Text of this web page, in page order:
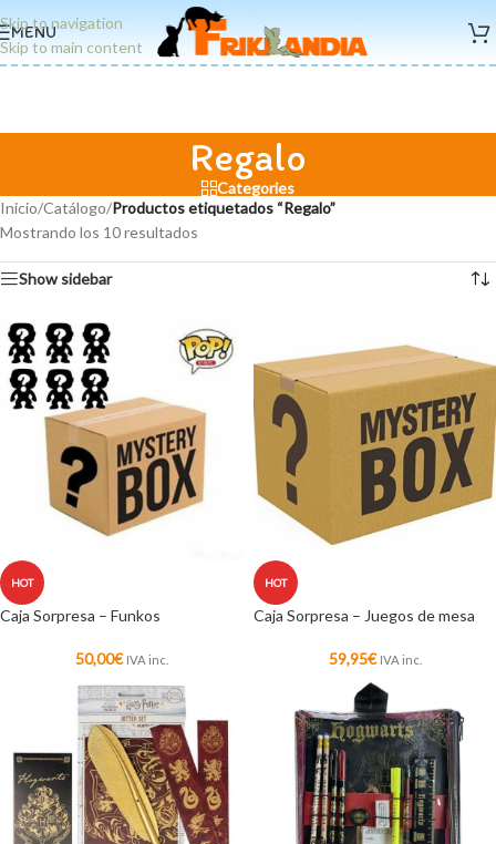
Skip to navigation
Skip to main content
MENU
Regalo
Categories
Inicio/Catálogo/Productos etiquetados “Regalo”
Mostrando los 10 resultados
Show sidebar
HOT
Caja Sorpresa – Funkos
50,00€ IVA inc.
HOT
Caja Sorpresa – Juegos de mesa
59,95€ IVA inc.